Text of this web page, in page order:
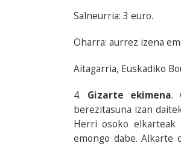
Salneurria: 3 euro.
Oharra: aurrez izena
Aitagarria, Euskadiko
4. Gizarte ekimena.
berezitasuna izan
Herri osoko elkarteak
emongo dabe. Alkarte